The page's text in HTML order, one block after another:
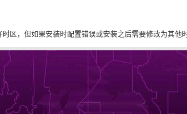
区，但如果安装时配置错误或安装之后需要修改为其他